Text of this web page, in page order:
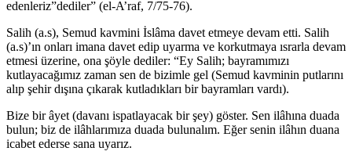
edenleriz”dediler” (el-A’raf, 7/75-76).
Salih (a.s), Semud kavmini İslâma davet etmeye devam etti. Salih
(a.s)’ın onları imana davet edip uyarma ve korkutmaya ısrarla devam
etmesi üzerine, ona şöyle dediler: “Ey Salih; bayramımızı
kutlayacağımız zaman sen de bizimle gel (Semud kavminin putlarını
alıp şehir dışına çıkarak kutladıkları bir bayramları vardı).
Bize bir âyet (davanı ispatlayacak bir şey) göster. Sen ilâhına duada
bulun; biz de ilâhlarımıza duada bulunalım. Eğer senin ilâhın duana
icabet ederse sana uyarız.